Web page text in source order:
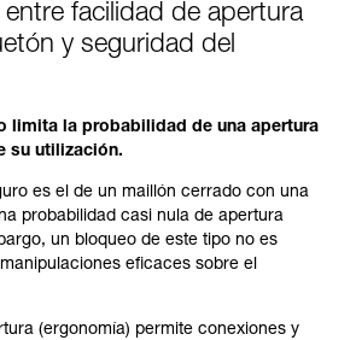
facilidad de apertura
y seguridad del
limita la probabilidad de una apertura
su utilización.
es el de un maillón cerrado con una
probabilidad casi nula de apertura
un bloqueo de este tipo no es
eficaces sobre el
(ergonomía) permite conexiones y